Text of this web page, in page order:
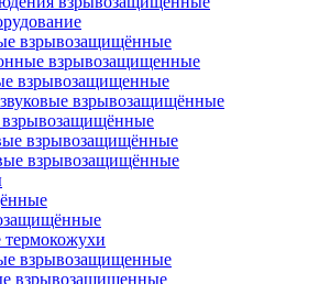
взрывозащищённые
взрывозащищенные
взрывозащищенные
взрывозащищённые
взрывозащищённые
взрывозащищённые
взрывозащищенные
взрывозащищенные